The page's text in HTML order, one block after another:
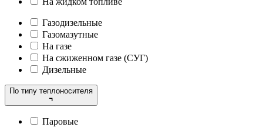
Газодизельные
Газомазутные
На газе
На сжиженном газе (СУГ)
Дизельные
По типу теплоносителя
Паровые